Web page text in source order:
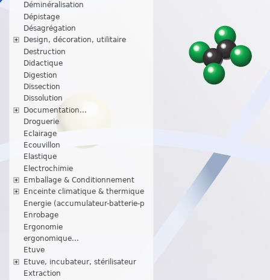
Déminéralisation
Dépistage
Désagrégation
Design, décoration, utilitaire
Destruction
Didactique
Digestion
Dissection
Dissolution
Documentation...
Droguerie
Eclairage
Ecouvillon
Elastique
Electrochimie
Emballage & Conditionnement
Enceinte climatique & thermique
Energie (accumulateur-batterie-p
Enrobage
Ergonomie
ergonomique...
Etuve
Etuve, incubateur, stérilisateur
Extraction